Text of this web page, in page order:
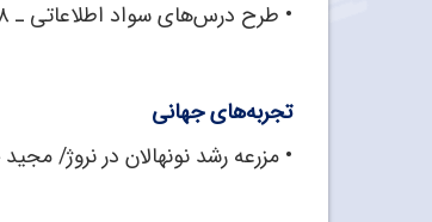
• طرح درس‌های سواد اطلاعاتی ـ ۸، توصیه‌های متفاوت برای کاربری هوشمندانه رسانه‌های اجتماعی ؛ هر نکته مکانی دارد/ صدرا فیروزمند
تجربه‌های جهانی
• مزرعه رشد نونهالان در نروژ/